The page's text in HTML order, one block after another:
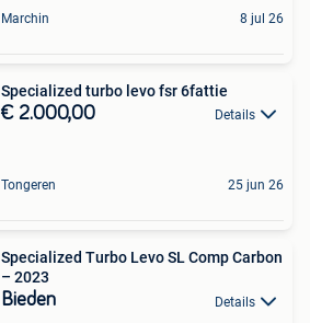
Marchin 8 jul 26
Specialized turbo levo fsr 6fattie
€ 2.000,00 Details
Tongeren 25 jun 26
Specialized Turbo Levo SL Comp Carbon
– 2023
Bieden Details